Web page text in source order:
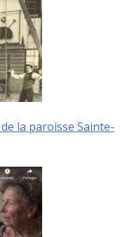
la paroisse Sainte-